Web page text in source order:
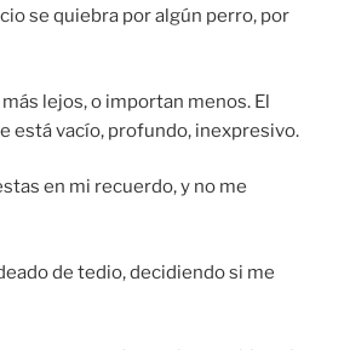
se quiebra por algún perro, por
lejos, o importan menos. El
está vacío, profundo, inexpresivo.
en mi recuerdo, y no me
de tedio, decidiendo si me